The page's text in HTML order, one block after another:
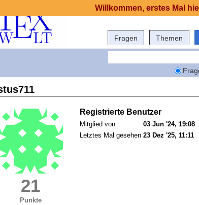
Fragen Themen
21
Punkte
Registrierte Benutzer
Mitglied von
03 Jun '24, 19:08
Letztes Mal gesehen 23 Dez '25, 11:11
Willkommen, erstes Mal